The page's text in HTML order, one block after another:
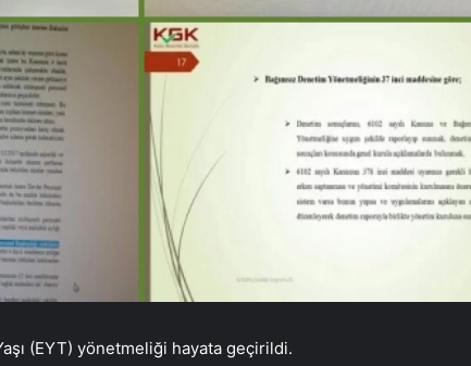
(EYT) yönetmeliği hayata geçirildi.